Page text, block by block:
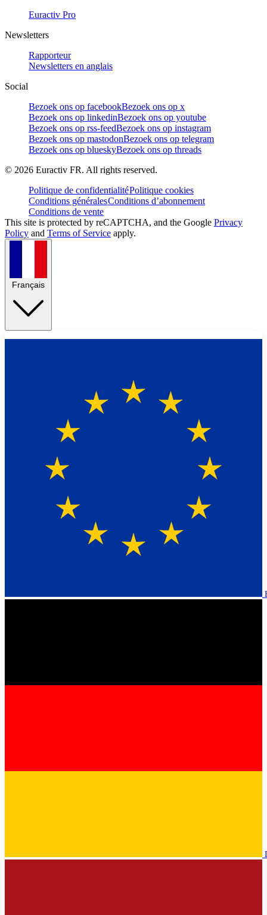
Euractiv Pro
Newsletters
Rapporteur
Newsletters en anglais
Social
Bezoek ons op facebookBezoek ons op x
Bezoek ons op linkedinBezoek ons op youtube
Bezoek ons op rss-feedBezoek ons op instagram
Bezoek ons op mastodonBezoek ons op telegram
Bezoek ons op blueskyBezoek ons op threads
© 2026 Euractiv FR. All rights reserved.
Politique de confidentialitéPolitique cookies
Conditions généralesConditions d’abonnement
Conditions de vente
This site is protected by reCAPTCHA, and the Google Privacy
Policy and Terms of Service apply.
Français